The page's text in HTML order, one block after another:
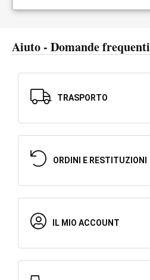
Aiuto - Domande frequenti
TRASPORTO
ORDINI E RESTITUZIONI
IL MIO ACCOUNT